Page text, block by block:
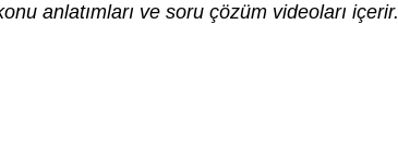
anlatımları ve soru çözüm videoları içerir.